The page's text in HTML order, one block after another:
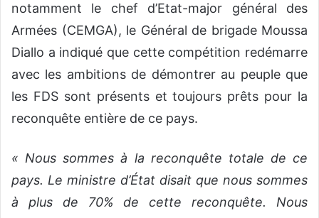
notamment le chef d’Etat-major général des
Armées (CEMGA), le Général de brigade Moussa
Diallo a indiqué que cette compétition redémarre
avec les ambitions de démontrer au peuple que
les FDS sont présents et toujours prêts pour la
reconquête entière de ce pays.
« Nous sommes à la reconquête totale de ce
pays. Le ministre d’État disait que nous sommes
à plus de 70% de cette reconquête. Nous